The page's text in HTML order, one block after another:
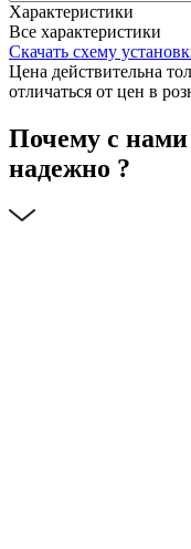
Характеристики
Все характеристики
Скачать схему
Цена действительна
отличаться от цен в
Почему с нами
надежно ?